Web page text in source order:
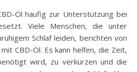
Öl häufig zur Unterstützung bei
Viele Menschen, die unter
Schlaf leiden, berichten von
CBD-Öl. Es kann helfen, die Zeit,
wird, zu verkürzen und die